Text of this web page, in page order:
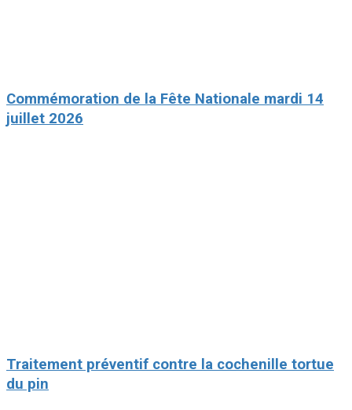
Commémoration de la Fête Nationale mardi 14
juillet 2026
Traitement préventif contre la cochenille tortue
du pin